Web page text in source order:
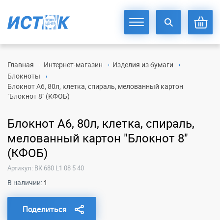
Главная Интернет-магазин
Изделия из бумаги
Блокноты
Блокнот А6, 80л, клетка, спираль, мелованный картон
"Блокнот 8" (КФОБ)
Блокнот А6, 80л, клетка, спираль,
мелованный картон "Блокнот 8"
(КФОБ)
Артикул: ВК 680 L1 08 5 40
В наличии: 1
Поделиться